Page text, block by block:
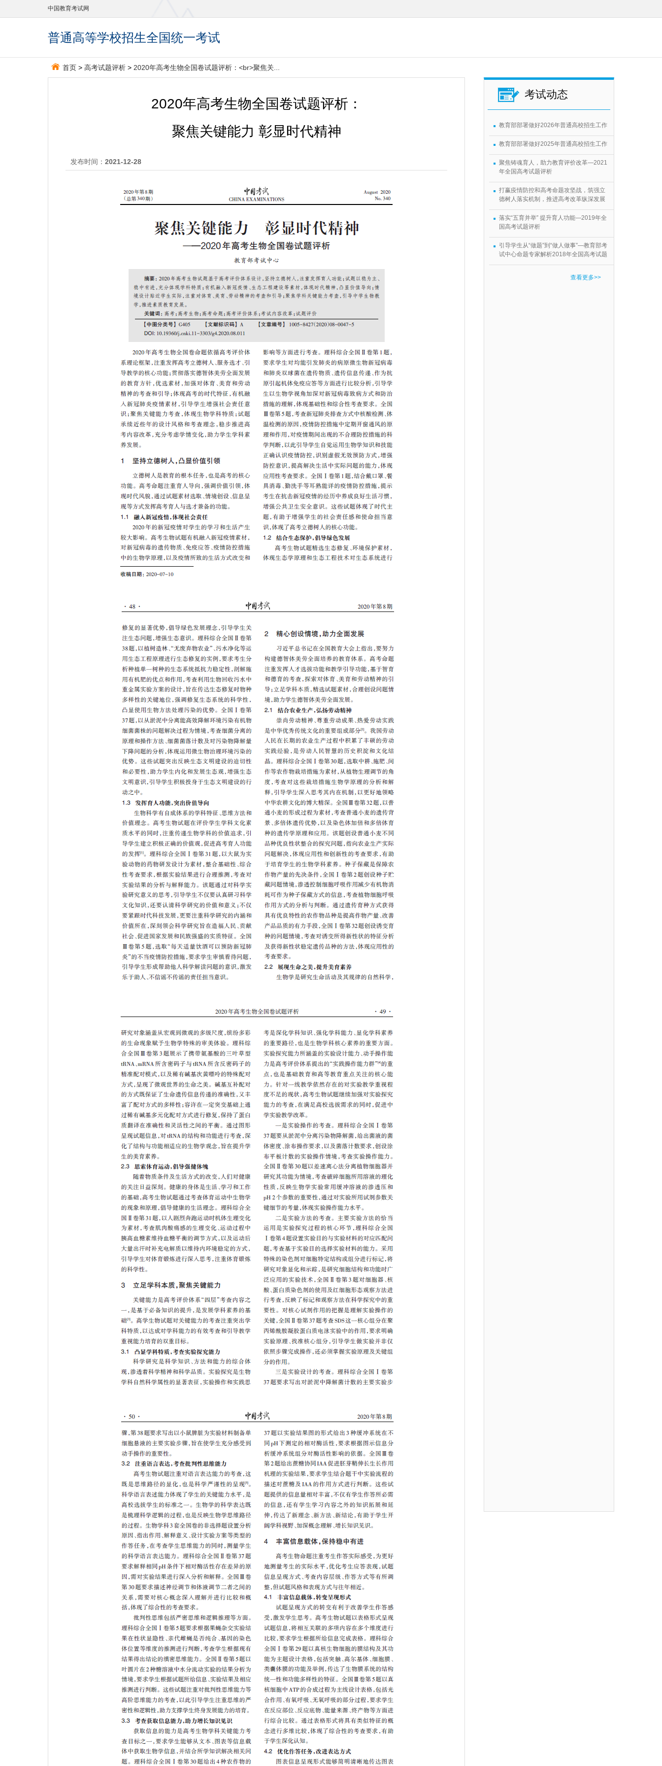
中国教育考试网
普通高等学校招生全国统一考试
首页 > 高考试题评析 > 2020年高考生物全国卷试题评析：<br>聚焦关...
2020年高考生物全国卷试题评析：
聚焦关键能力 彰显时代精神
发布时间： 2021-12-28
考试动态
教育部部署做好2026年普通高校招生工作
教育部部署做好2025年普通高校招生工作
聚焦铸魂育人，助力教育评价改革—2021
年全国高考试题评析
打赢疫情防控和高考命题攻坚战，筑强立
德树人落实机制，推进高考改革纵深发展
落实“五育并举” 提升育人功能—2019年全
国高考试题评析
引导学生从“做题”到“做人做事”—教育部考
试中心命题专家解析2018年全国高考试题
查看更多>>